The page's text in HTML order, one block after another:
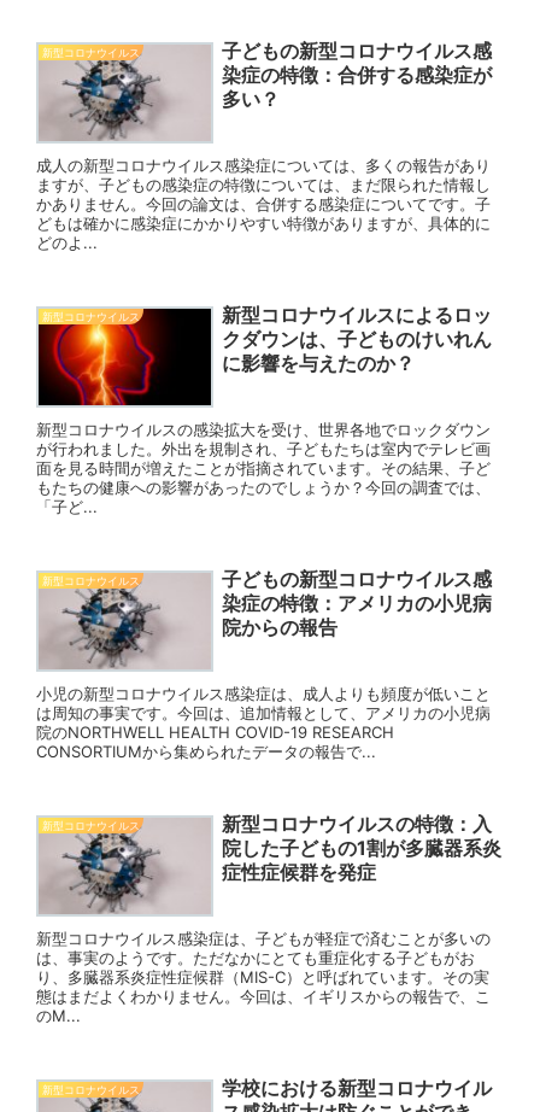
新型コロナウイルス
子どもの新型コロナウイルス感
染症の特徴：合併する感染症が
多い？
成人の新型コロナウイルス感染症については、多くの報告があり
ますが、子どもの感染症の特徴については、まだ限られた情報し
かありません。今回の論文は、合併する感染症についてです。子
どもは確かに感染症にかかりやすい特徴がありますが、具体的に
どのよ...
新型コロナウイルス
新型コロナウイルスによるロッ
クダウンは、子どものけいれん
に影響を与えたのか？
新型コロナウイルスの感染拡大を受け、世界各地でロックダウン
が行われました。外出を規制され、子どもたちは室内でテレビ画
面を見る時間が増えたことが指摘されています。その結果、子ど
もたちの健康への影響があったのでしょうか？今回の調査では、
「子ど...
新型コロナウイルス
子どもの新型コロナウイルス感
染症の特徴：アメリカの小児病
院からの報告
小児の新型コロナウイルス感染症は、成人よりも頻度が低いこと
は周知の事実です。今回は、追加情報として、アメリカの小児病
院のNORTHWELL HEALTH COVID-19 RESEARCH
CONSORTIUMから集められたデータの報告で...
新型コロナウイルス
新型コロナウイルスの特徴：入
院した子どもの1割が多臓器系炎
症性症候群を発症
新型コロナウイルス感染症は、子どもが軽症で済むことが多いの
は、事実のようです。ただなかにとても重症化する子どもがお
り、多臓器系炎症性症候群（MIS-C）と呼ばれています。その実
態はまだよくわかりません。今回は、イギリスからの報告で、こ
のM...
新型コロナウイルス
学校における新型コロナウイル